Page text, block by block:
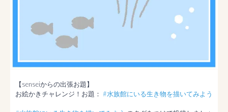
【senseiからの出張お題】
お絵かきチャレンジ！お題： #水族館にいる生き物を描いてみよう